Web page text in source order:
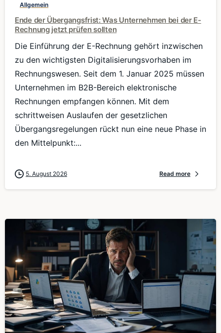
Allgemein
Ende der Übergangsfrist: Was Unternehmen bei der E-
Rechnung jetzt prüfen sollten
Die Einführung der E-Rechnung gehört inzwischen
zu den wichtigsten Digitalisierungsvorhaben im
Rechnungswesen. Seit dem 1. Januar 2025 müssen
Unternehmen im B2B-Bereich elektronische
Rechnungen empfangen können. Mit dem
schrittweisen Auslaufen der gesetzlichen
Übergangsregelungen rückt nun eine neue Phase in
den Mittelpunkt:...
5. August 2026 Read more
0